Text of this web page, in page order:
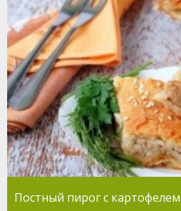
Постный пирог с